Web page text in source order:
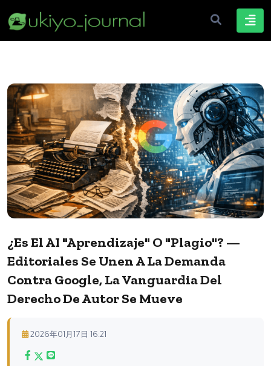
¿Es El AI "aprendizaje" O "plagio"? —
Editoriales Se Unen A La Demanda
Contra Google, La Vanguardia Del
Derecho De Autor Se Mueve
2026年01月17日 16:21